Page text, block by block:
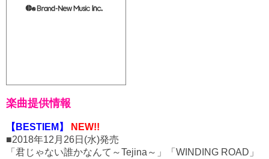
楽曲提供情報
【BESTIEM】
NEW!!
■2018年12月26日(水)発売
「君じゃない誰かなんて～Tejina～」「WINDING ROAD」